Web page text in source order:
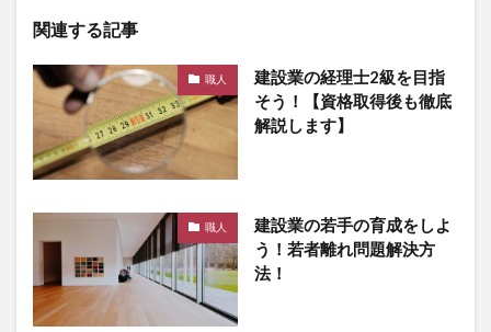
関連する記事
職人
建設業の経理士2級を目指
そう！【資格取得後も徹底
解説します】
職人
建設業の若手の育成をしよ
う！若者離れ問題解決方
法！